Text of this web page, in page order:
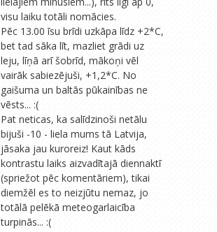
visu laiku totāli nomācies.
Pēc 13.00 īsu brīdi uzkāpa līdz +2*C,
bet tad sāka līt, mazliet grādi uz
leju, līņā arī šobrīd, mākoņi vēl
vairāk sabiezējuši, +1,2*C. No
gaišuma un baltās pūkainības ne
vēsts... :(
Pat neticas, ka salīdzinoši netālu
bijuši -10 - liela mums tā Latvija,
jāsaka jau kuroreiz! Kaut kāds
kontrastu laiks aizvadītajā diennaktī
(spriežot pēc komentāriem), tikai
diemžēl es to neizjūtu nemaz, jo
totālā pelēkā meteogarlaicība
turpinās... :(